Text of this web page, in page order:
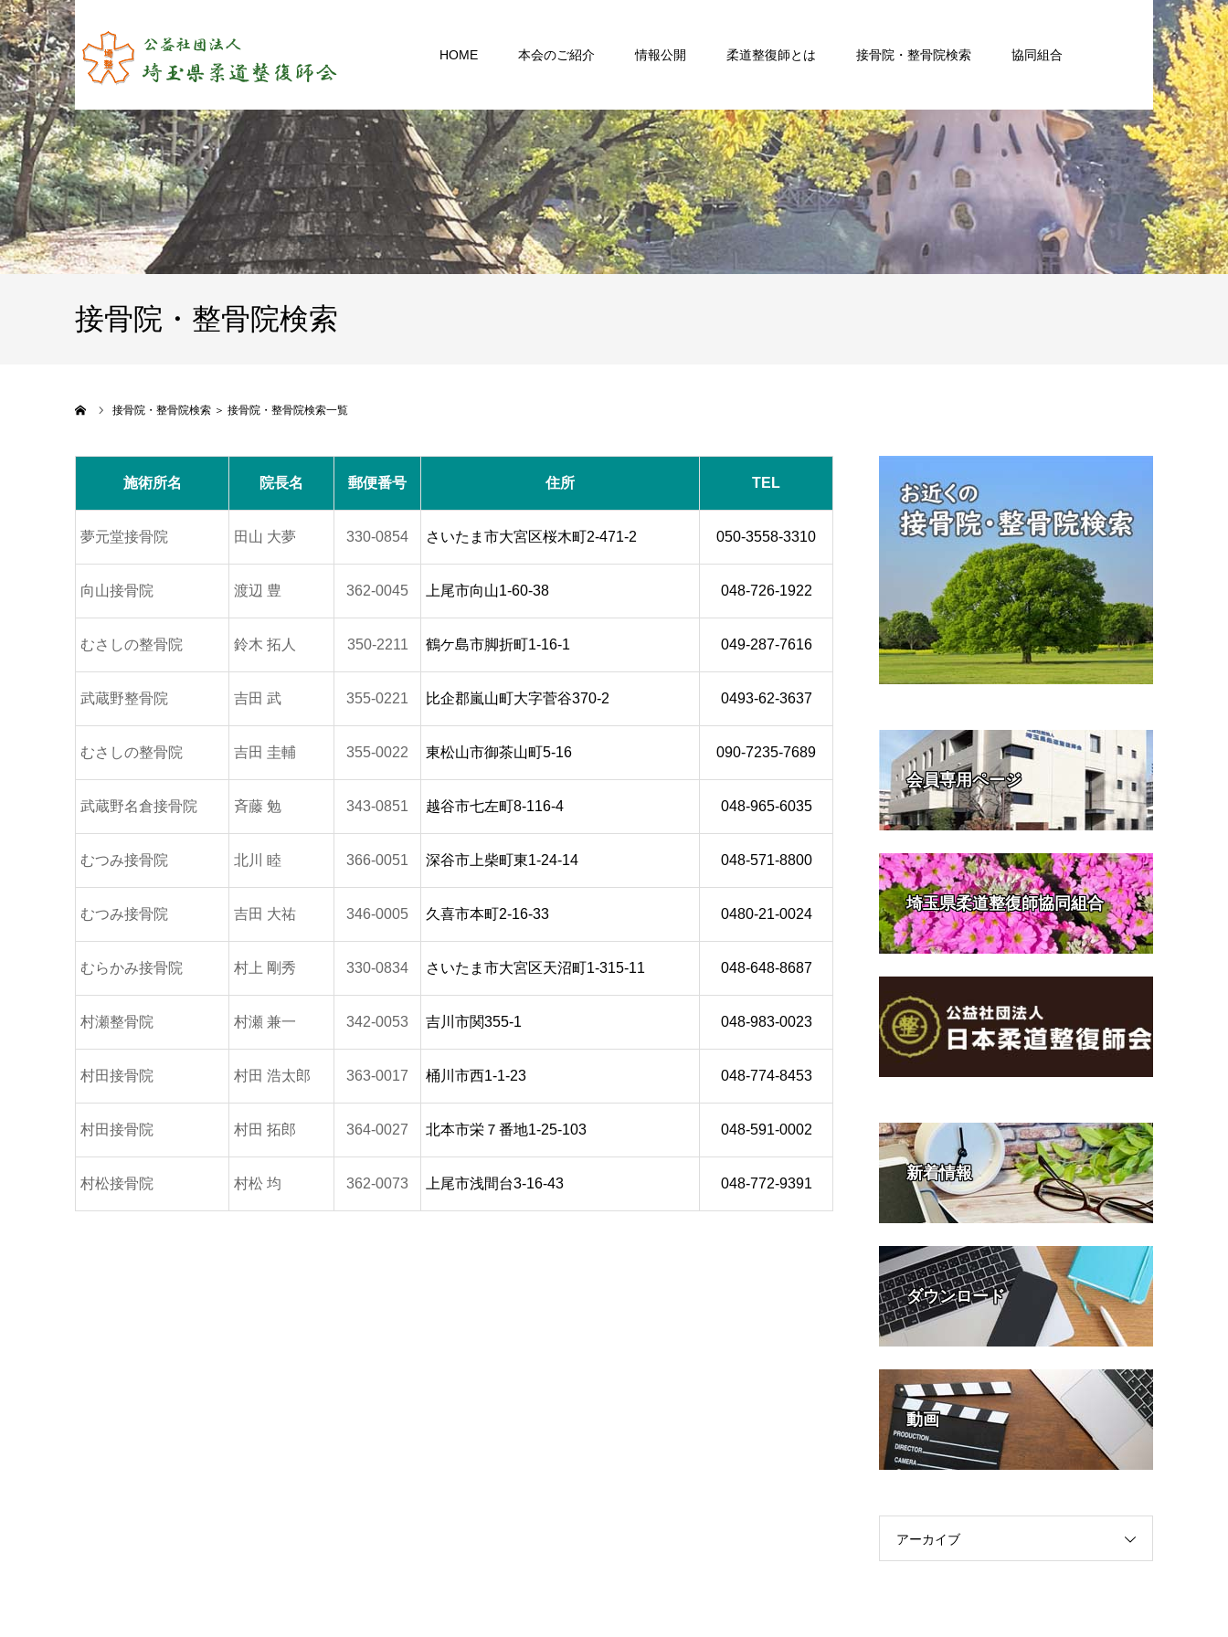
HOME 本会のご紹介 情報公開 柔道整復師とは 接骨院・整骨院検索 協同組合
接骨院・整骨院検索
接骨院・整骨院検索 ＞ 接骨院・整骨院検索一覧
施術所名 院長名 郵便番号 住所 TEL
夢元堂接骨院 田山 大夢 330-0854 さいたま市大宮区桜木町2-471-2 050-3558-3310
向山接骨院 渡辺 豊 362-0045 上尾市向山1-60-38 048-726-1922
むさしの整骨院 鈴木 拓人 350-2211 鶴ケ島市脚折町1-16-1 049-287-7616
武蔵野整骨院 吉田 武 355-0221 比企郡嵐山町大字菅谷370-2 0493-62-3637
むさしの整骨院 吉田 圭輔 355-0022 東松山市御茶山町5-16 090-7235-7689
武蔵野名倉接骨院 斉藤 勉 343-0851 越谷市七左町8-116-4 048-965-6035
むつみ接骨院 北川 睦 366-0051 深谷市上柴町東1-24-14 048-571-8800
むつみ接骨院 吉田 大祐 346-0005 久喜市本町2-16-33 0480-21-0024
むらかみ接骨院 村上 剛秀 330-0834 さいたま市大宮区天沼町1-315-11 048-648-8687
村瀬整骨院 村瀬 兼一 342-0053 吉川市関355-1 048-983-0023
村田接骨院 村田 浩太郎 363-0017 桶川市西1-1-23 048-774-8453
村田接骨院 村田 拓郎 364-0027 北本市栄７番地1-25-103 048-591-0002
村松接骨院 村松 均 362-0073 上尾市浅間台3-16-43 048-772-9391
会員専用ページ
埼玉県柔道整復師協同組合
新着情報
ダウンロード
動画
アーカイブ